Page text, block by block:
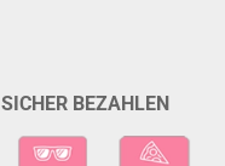
SICHER BEZAHLEN